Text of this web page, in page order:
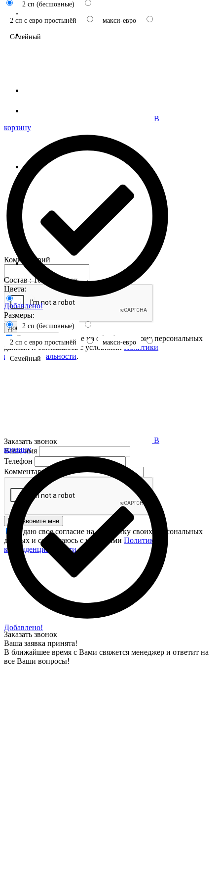
2 сп (бесшовные)
2 сп с евро простынёй макси-евро
Семейный
В
корзину
Добавлено!
Состав : 100% хлопок
Цвета:
Размеры:
2 сп (бесшовные)
2 сп с евро простынёй макси-евро
Семейный
В
корзину
Добавлено!
Комментарий
Добавить отзыв
Я даю свое согласие на обработку своих персональных
данных и соглашаюсь с условиямиПолитики
конфиденциальности.
Заказать звонок
Ваше имя
Телефон
Комментарий
Перезвоните мне
Я даю свое согласие на обработку своих персональных
данных и соглашаюсь с условиями Политики
конфиденциальности.
Заказать звонок
Ваша заявка принята!
В ближайшее время с Вами свяжется менеджер и ответит на
все Ваши вопросы!